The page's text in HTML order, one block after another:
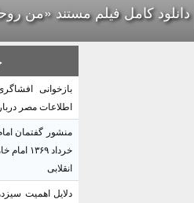
دانلود کامل فیلم مستند «من
بازخوانی
اطلاعات مصر
خرداد
انقلابی
دلایل اهمیت